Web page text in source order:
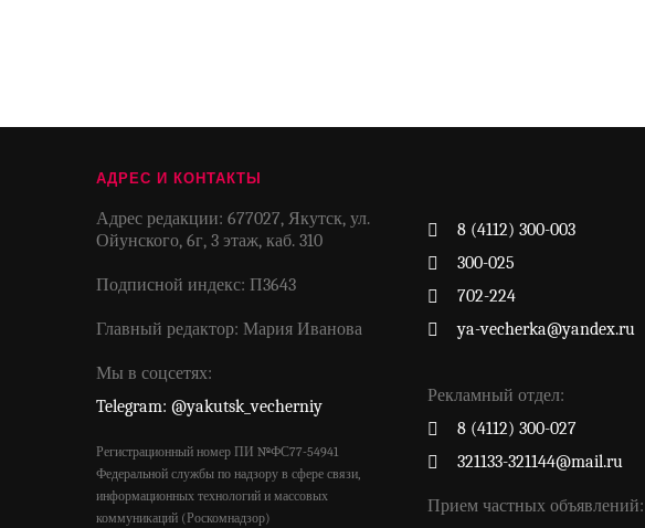
АДРЕС И КОНТАКТЫ
Адрес редакции: 677027, Якутск, ул.
Ойунского, 6г, 3 этаж, каб. 310
Подписной индекс: П3643
Главный редактор: Мария Иванова
Мы в соцсетях:
Telegram: @yakutsk_vecherniy
Регистрационный номер ПИ №ФС77-54941
Федеральной службы по надзору в сфере связи,
информационных технологий и массовых
коммуникаций (Роскомнадзор)
8 (4112) 300-003
300-025
702-224
ya-vecherka@yandex.ru
Рекламный отдел:
8 (4112) 300-027
321133-321144@mail.ru
Прием частных объявлений: